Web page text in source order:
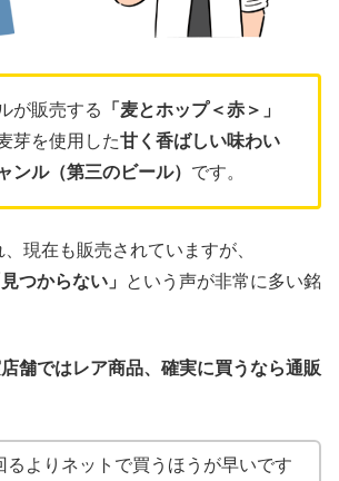
が販売する
「麦とホップ＜赤＞」
芽を使用した甘く香ばしい味わい
ンル（第三のビール） です。
現在も販売されていますが、
つからない」
という声が非常に多い銘
舗ではレア商品、確実に買うなら通販
るよりネットで買うほうが早いです